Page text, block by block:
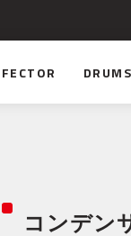
DRUMS
コンデン